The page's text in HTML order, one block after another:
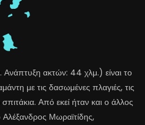
ακτών: 44 χλμ.) είναι το
με τις δασωμένες πλαγιές, τις
Από εκεί ήταν και ο άλλος
Αλέξανδρος Μωραϊτίδης,